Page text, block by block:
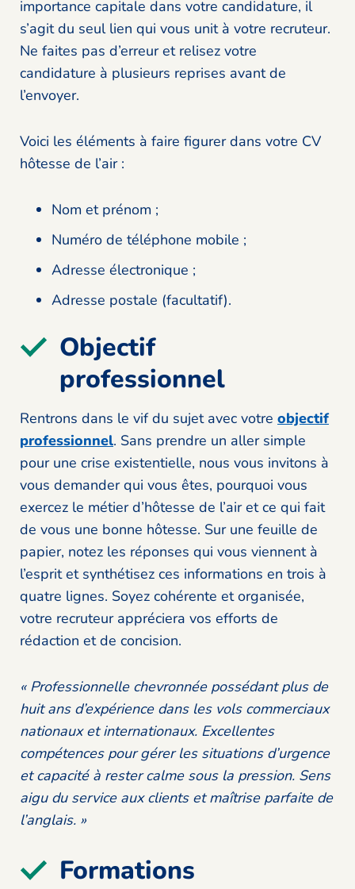
importance capitale dans votre candidature, il
s’agit du seul lien qui vous unit à votre recruteur.
Ne faites pas d’erreur et relisez votre
candidature à plusieurs reprises avant de
l’envoyer.
Voici les éléments à faire figurer dans votre CV
hôtesse de l’air :
Nom et prénom ;
Numéro de téléphone mobile ;
Adresse électronique ;
Adresse postale (facultatif).
Objectif
professionnel
Rentrons dans le vif du sujet avec votre objectif
professionnel. Sans prendre un aller simple
pour une crise existentielle, nous vous invitons à
vous demander qui vous êtes, pourquoi vous
exercez le métier d’hôtesse de l’air et ce qui fait
de vous une bonne hôtesse. Sur une feuille de
papier, notez les réponses qui vous viennent à
l’esprit et synthétisez ces informations en trois à
quatre lignes. Soyez cohérente et organisée,
votre recruteur appréciera vos efforts de
rédaction et de concision.
« Professionnelle chevronnée possédant plus de
huit ans d’expérience dans les vols commerciaux
nationaux et internationaux. Excellentes
compétences pour gérer les situations d’urgence
et capacité à rester calme sous la pression. Sens
aigu du service aux clients et maîtrise parfaite de
l’anglais. »
Formations